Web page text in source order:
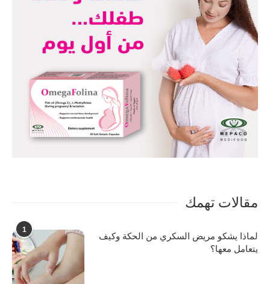
مقالات تهمك
1
لماذا يشكو مريض السكري من الحكة وكيف
يتعامل معها؟